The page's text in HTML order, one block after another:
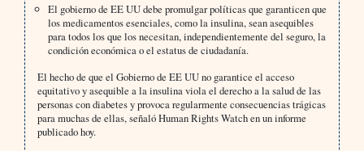
El gobierno de EE UU debe promulgar políticas que garanticen que
los medicamentos esenciales, como la insulina, sean asequibles
para todos los que los necesitan, independientemente del seguro, la
condición económica o el estatus de ciudadanía.
El hecho de que el Gobierno de EE UU no garantice el acceso
equitativo y asequible a la insulina viola el derecho a la salud de las
personas con diabetes y provoca regularmente consecuencias trágicas
para muchas de ellas, señaló Human Rights Watch en un informe
publicado hoy.